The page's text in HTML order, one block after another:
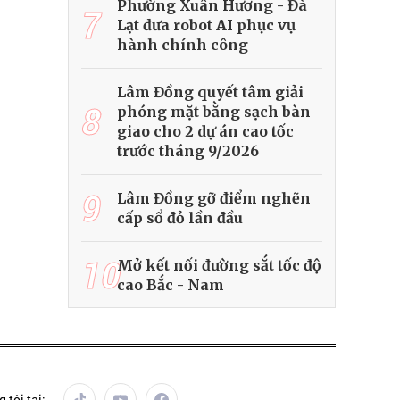
7
Phường Xuân Hương - Đà
Lạt đưa robot AI phục vụ
hành chính công
8
Lâm Đồng quyết tâm giải
phóng mặt bằng sạch bàn
giao cho 2 dự án cao tốc
trước tháng 9/2026
9
Lâm Đồng gỡ điểm nghẽn
cấp sổ đỏ lần đầu
10Mở kết nối đường sắt tốc độ
cao Bắc - Nam